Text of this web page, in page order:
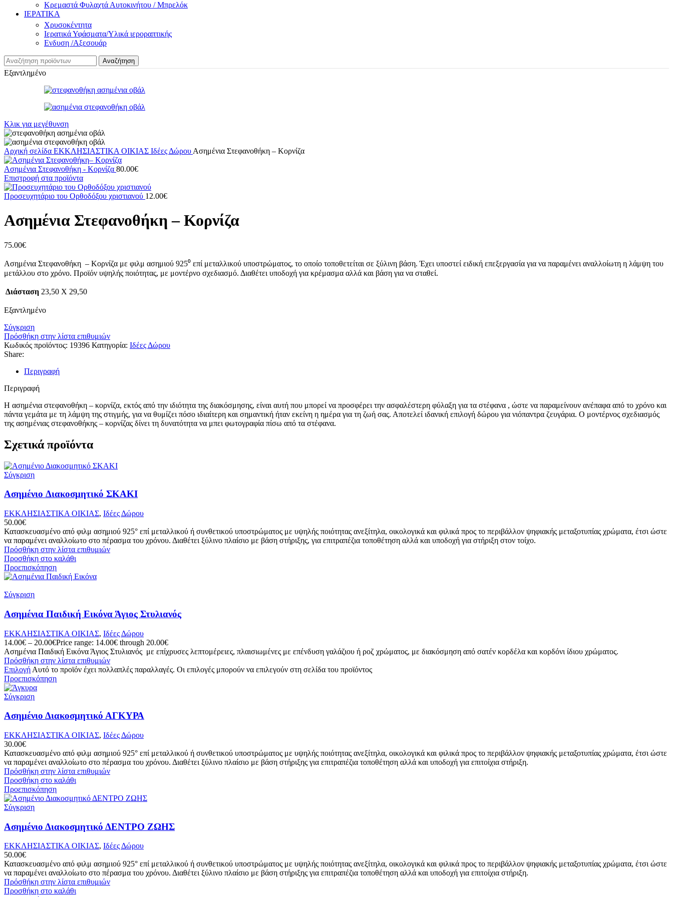
Κρεμαστά Φυλαχτά Αυτοκινήτου / Μπρελόκ
ΙΕΡΑΤΙΚΑ
Χρυσοκέντητα
Ιερατικά Υφάσματα/Υλικά ιεροραπτικής
Ενδυση /Αξεσουάρ
Αναζήτηση
Εξαντλημένο
Κλικ για μεγέθυνση
Αρχική σελίδα ΕΚΚΛΗΣΙΑΣΤΙΚΑ ΟΙΚΙΑΣ Ιδέες Δώρου Ασημένια Στεφανοθήκη – Κορνίζα
Ασημένια Στεφανοθήκη - Κορνίζα 80.00€
Επιστροφή στα προϊόντα
Προσευχητάριο του Ορθοδόξου χριστιανού 12.00€
Ασημένια Στεφανοθήκη – Κορνίζα
75.00€
Ασημένια Στεφανοθήκη – Κορνίζα με φιλμ ασημιού 925⁰ επί μεταλλικού υποστρώματος, το οποίο τοποθετείται σε ξύλινη βάση. Έχει υποστεί ειδική επεξεργασία για να παραμένει αναλλοίωτη η λάμψη του
μετάλλου στο χρόνο. Προϊόν υψηλής ποιότητας, με μοντέρνο σχεδιασμό. Διαθέτει υποδοχή για κρέμασμα αλλά και βάση για να σταθεί.
Διάσταση 23,50 Χ 29,50
Εξαντλημένο
Σύγκριση
Πρόσθήκη στην λίστα επιθυμιών
Κωδικός προϊόντος: 19396 Κατηγορία: Ιδέες Δώρου
Share:
Περιγραφή
Περιγραφή
Η ασημένια στεφανοθήκη – κορνίζα, εκτός από την ιδιότητα της διακόσμησης, είναι αυτή που μπορεί να προσφέρει την ασφαλέστερη φύλαξη για τα στέφανα , ώστε να παραμείνουν ανέπαφα από το χρόνο και
πάντα γεμάτα με τη λάμψη της στιγμής, για να θυμίζει πόσο ιδιαίτερη και σημαντική ήταν εκείνη η ημέρα για τη ζωή σας. Αποτελεί ιδανική επιλογή δώρου για νιόπαντρα ζευγάρια. Ο μοντέρνος σχεδιασμός
της ασημένιας στεφανοθήκης – κορνίζας δίνει τη δυνατότητα να μπει φωτογραφία πίσω από τα στέφανα.
Σχετικά προϊόντα
Σύγκριση
Ασημένιo Διακοσμητικό ΣΚΑΚΙ
ΕΚΚΛΗΣΙΑΣΤΙΚΑ ΟΙΚΙΑΣ, Ιδέες Δώρου
50.00€
Κατασκευασμένο από φιλμ ασημιού 925° επί μεταλλικού ή συνθετικού υποστρώματος με υψηλής ποιότητας ανεξίτηλα, οικολογικά και φιλικά προς το περιβάλλον ψηφιακής μεταξοτυπίας χρώματα, έτσι ώστε
να παραμένει αναλλοίωτο στο πέρασμα του χρόνου. Διαθέτει ξύλινο πλαίσιο με βάση στήριξης, για επιτραπέζια τοποθέτηση αλλά και υποδοχή για στήριξη στον τοίχο.
Πρόσθήκη στην λίστα επιθυμιών
Προσθήκη στο καλάθι
Προεπισκόπηση
Σύγκριση
Ασημένια Παιδική Εικόνα Άγιος Στυλιανός
ΕΚΚΛΗΣΙΑΣΤΙΚΑ ΟΙΚΙΑΣ, Ιδέες Δώρου
14.00€ – 20.00€Price range: 14.00€ through 20.00€
Ασημένια Παιδική Εικόνα Άγιος Στυλιανός με επίχρυσες λεπτομέρειες, πλαισιωμένες με επένδυση γαλάζιου ή ροζ χρώματος, με διακόσμηση από σατέν κορδέλα και κορδόνι ίδιου χρώματος.
Πρόσθήκη στην λίστα επιθυμιών
Επιλογή Αυτό το προϊόν έχει πολλαπλές παραλλαγές. Οι επιλογές μπορούν να επιλεγούν στη σελίδα του προϊόντος
Προεπισκόπηση
Σύγκριση
Ασημένιο Διακοσμητικό ΑΓΚΥΡΑ
ΕΚΚΛΗΣΙΑΣΤΙΚΑ ΟΙΚΙΑΣ, Ιδέες Δώρου
30.00€
Κατασκευασμένο από φιλμ ασημιού 925° επί μεταλλικού ή συνθετικού υποστρώματος με υψηλής ποιότητας ανεξίτηλα, οικολογικά και φιλικά προς το περιβάλλον ψηφιακής μεταξοτυπίας χρώματα, έτσι ώστε
να παραμένει αναλλοίωτο στο πέρασμα του χρόνου. Διαθέτει ξύλινο πλαίσιο με βάση στήριξης για επιτραπέζια τοποθέτηση αλλά και υποδοχή για επιτοίχια στήριξη.
Πρόσθήκη στην λίστα επιθυμιών
Προσθήκη στο καλάθι
Προεπισκόπηση
Σύγκριση
Ασημένιο Διακοσμητικό ΔΕΝΤΡΟ ΖΩΗΣ
ΕΚΚΛΗΣΙΑΣΤΙΚΑ ΟΙΚΙΑΣ, Ιδέες Δώρου
50.00€
Κατασκευασμένο από φιλμ ασημιού 925° επί μεταλλικού ή συνθετικού υποστρώματος με υψηλής ποιότητας ανεξίτηλα, οικολογικά και φιλικά προς το περιβάλλον ψηφιακής μεταξοτυπίας χρώματα, έτσι ώστε
να παραμένει αναλλοίωτο στο πέρασμα του χρόνου. Διαθέτει ξύλινο πλαίσιο με βάση στήριξης για επιτραπέζια τοποθέτηση αλλά και υποδοχή για επιτοίχια στήριξη.
Πρόσθήκη στην λίστα επιθυμιών
Προσθήκη στο καλάθι